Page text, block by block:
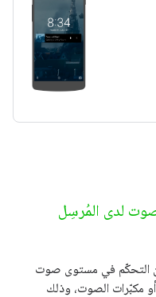
لدى المُرسِل
التحكّم في مستوى صوت
مكبّرات الصوت، وذلك